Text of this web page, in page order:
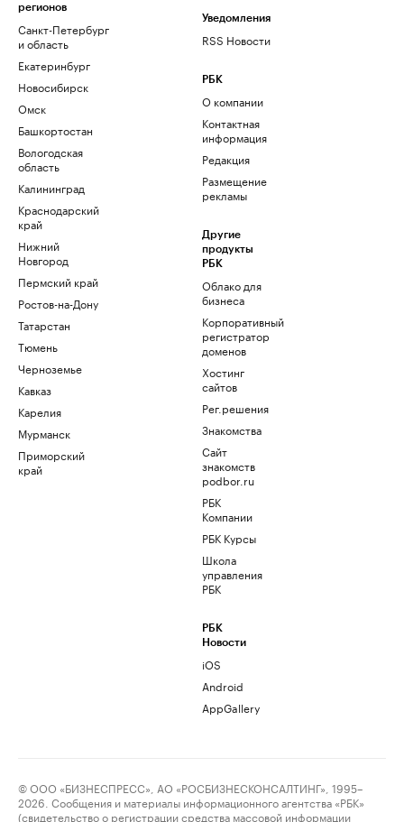
регионов
Санкт-Петербург
и область
Екатеринбург
Новосибирск
Омск
Башкортостан
Вологодская
область
Калининград
Краснодарский
край
Нижний
Новгород
Пермский край
Ростов-на-Дону
Татарстан
Тюмень
Черноземье
Кавказ
Карелия
Мурманск
Приморский
край
Уведомления
RSS Новости
РБК
О компании
Контактная
информация
Редакция
Размещение
рекламы
Другие
продукты
РБК
Облако для
бизнеса
Корпоративный
регистратор
доменов
Хостинг
сайтов
Рег.решения
Знакомства
Сайт
знакомств
podbor.ru
РБК
Компании
РБК Курсы
Школа
управления
РБК
РБК
Новости
iOS
Android
AppGallery
© ООО «БИЗНЕСПРЕСС», АО «РОСБИЗНЕСКОНСАЛТИНГ», 1995–
2026. Сообщения и материалы информационного агентства «РБК»
(свидетельство о регистрации средства массовой информации